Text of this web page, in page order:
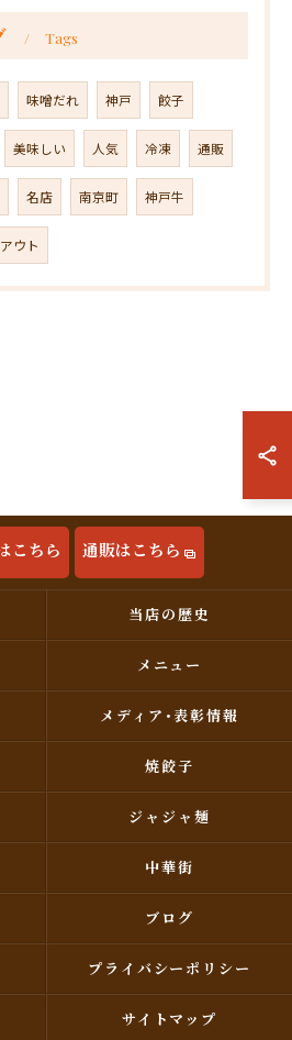
Tags
味噌だれ 神戸 餃子
美味しい 人気 冷凍 通販
名店 南京町 神戸牛
ウト
こちら 通販はこちら
当店の歴史
メニュー
メディア･表彰情報
焼餃子
ジャジャ麺
中華街
ブログ
プライバシーポリシー
サイトマップ